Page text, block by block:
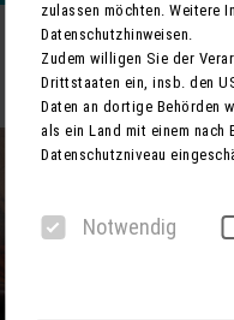
Konzertreise Hamburg:
zulassen möchten. Weitere
Datenschutzhinweisen.
Zudem willigen Sie der
Drittstaaten ein, insb. den
Daten an dortige Behörden
als ein Land mit einem nach
Datenschutzniveau
Notwendig